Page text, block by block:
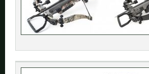
Alle verfügbaren
"Deutschland" aus. Und erfragen die